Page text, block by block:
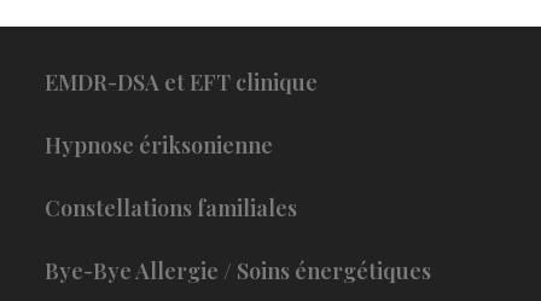
EMDR-DSA et EFT clinique
Hypnose ériksonienne
Constellations familiales
Bye-Bye Allergie / Soins énergétiques